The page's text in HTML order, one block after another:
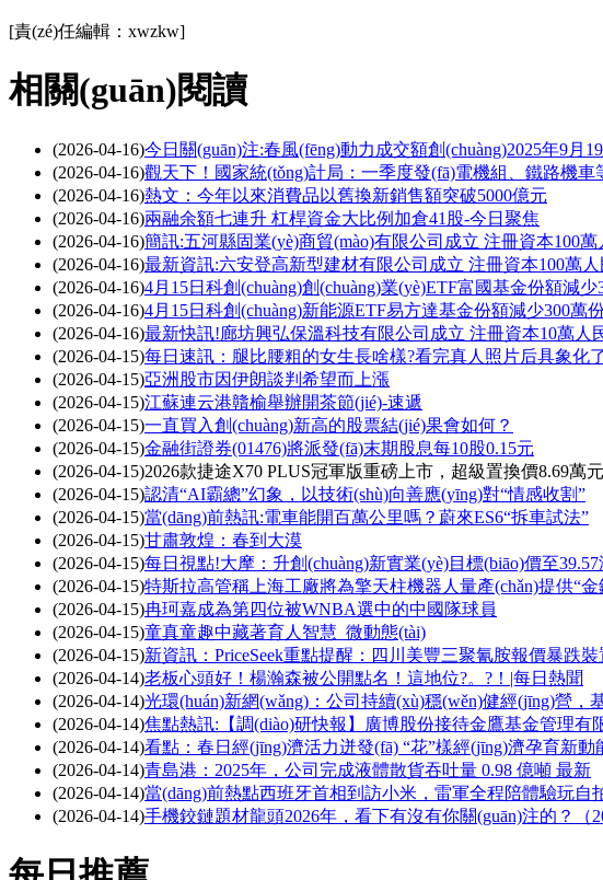
[責(zé)任編輯：xwzkw]
相關(guān)閱讀
(2026-04-16)今日關(guān)注:春風(fēng)動力成交額創(chuàng)2025年9月
(2026-04-16)觀天下！國家統(tǒng)計局：一季度發(fā)電機組、鐵路機
(2026-04-16)熱文：今年以來消費品以舊換新銷售額突破5000億元
(2026-04-16)兩融余額七連升 杠桿資金大比例加倉41股-今日聚焦
(2026-04-16)簡訊:五河縣固業(yè)商貿(mào)有限公司成立 注冊資本100萬
(2026-04-16)最新資訊:六安登高新型建材有限公司成立 注冊資本100萬人
(2026-04-16)4月15日科創(chuàng)創(chuàng)業(yè)ETF富國基金份額減少
(2026-04-16)4月15日科創(chuàng)新能源ETF易方達基金份額減少300萬份
(2026-04-16)最新快訊!廊坊興弘保溫科技有限公司成立 注冊資本10萬人
(2026-04-15)每日速訊：腿比腰粗的女生長啥樣?看完真人照片后具象化
(2026-04-15)亞洲股市因伊朗談判希望而上漲
(2026-04-15)江蘇連云港贛榆舉辦開茶節(jié)-速遞
(2026-04-15)一直買入創(chuàng)新高的股票結(jié)果會如何？
(2026-04-15)金融街證券(01476)將派發(fā)末期股息每10股0.15元
(2026-04-15)2026款捷途X70 PLUS冠軍版重磅上市，超級置換價8.69萬
(2026-04-15)認清“AI霸總”幻象，以技術(shù)向善應(yīng)對“情感收割”
(2026-04-15)當(dāng)前熱訊:電車能開百萬公里嗎？蔚來ES6“拆車試法”
(2026-04-15)甘肅敦煌：春到大漠
(2026-04-15)每日視點!大摩：升創(chuàng)新實業(yè)目標(biāo)價至
(2026-04-15)特斯拉高管稱上海工廠將為擎天柱機器人量產(chǎn)提供“金
(2026-04-15)冉珂嘉成為第四位被WNBA選中的中國隊球員
(2026-04-15)童真童趣中藏著育人智慧_微動態(tài)
(2026-04-15)新資訊：PriceSeek重點提醒：四川美豐三聚氰胺報價暴跌
(2026-04-14)老板心頭好！楊瀚森被公開點名！這地位?。?！|每日熱聞
(2026-04-14)光環(huán)新網(wǎng)：公司持續(xù)穩(wěn)健經(jīng)營
(2026-04-14)焦點熱訊:【調(diào)研快報】廣博股份接待金鷹基金管理有
(2026-04-14)看點：春日經(jīng)濟活力迸發(fā) “花”樣經(jīng)濟孕育新動
(2026-04-14)青島港：2025年，公司完成液體散貨吞吐量 0.98 億噸 最新
(2026-04-14)當(dāng)前熱點西班牙首相到訪小米，雷軍全程陪體驗玩自拍
(2026-04-14)手機鉸鏈題材龍頭2026年，看下有沒有你關(guān)注的？（